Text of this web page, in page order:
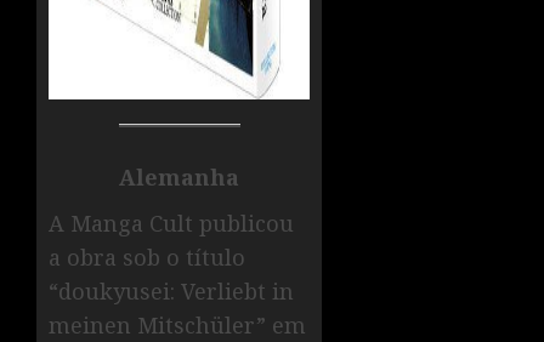
Alemanha
A Manga Cult publicou
a obra sob o título
“doukyusei: Verliebt in
meinen Mitschüler” em